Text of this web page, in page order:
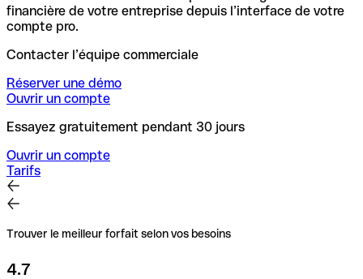
financière de votre entreprise depuis l’interface de votre
compte pro.
Contacter l’équipe commerciale
Réserver une démo
Ouvrir un compte
Essayez gratuitement pendant 30 jours
Ouvrir un compte
Tarifs
Trouver le meilleur forfait selon vos besoins
4.7